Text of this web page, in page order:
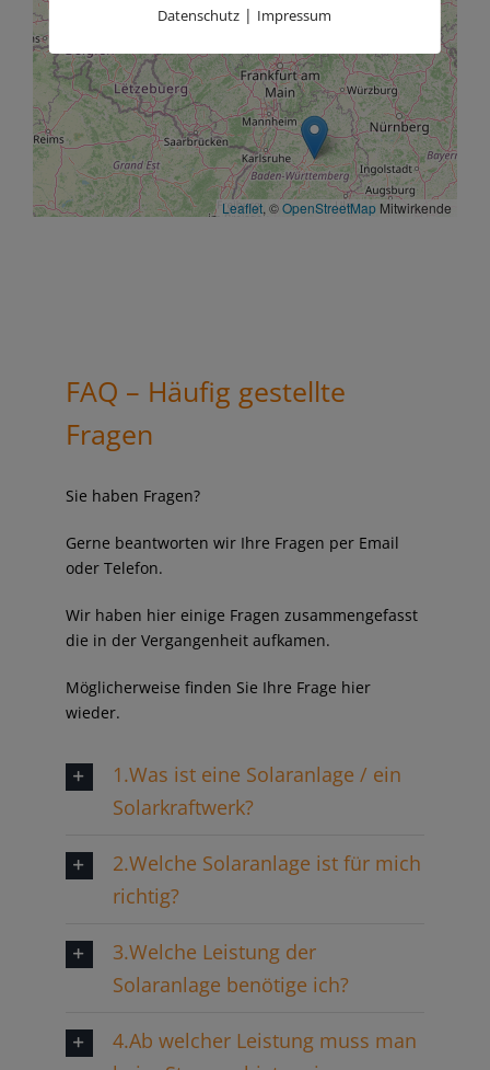
Leaflet , ©OpenStreetMap Mitwirkende
FAQ – Häufig gestellte
Fragen
Sie haben Fragen?
Gerne beantworten wir Ihre Fragen per Email
oder Telefon.
Wir haben hier einige Fragen zusammengefasst
die in der Vergangenheit aufkamen.
Möglicherweise finden Sie Ihre Frage hier
wieder.
1.Was ist eine Solaranlage / ein
Solarkraftwerk?
2.Welche Solaranlage ist für mich
richtig?
3.Welche Leistung der
Solaranlage benötige ich?
4.Ab welcher Leistung muss man
Datenschutz | Impressum